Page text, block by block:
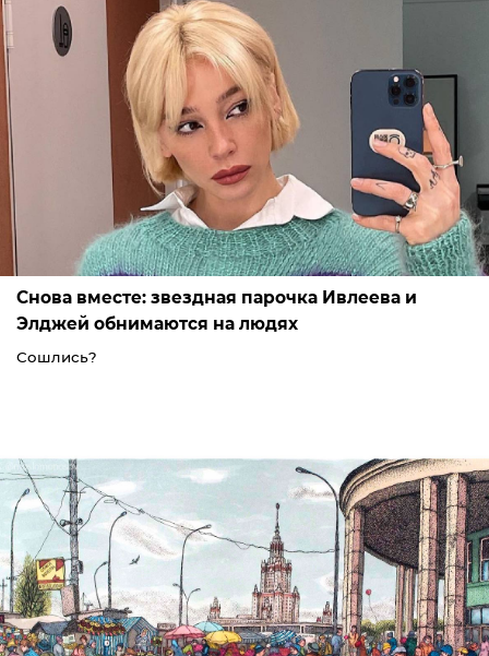
Снова вместе: звездная парочка Ивлеева и
Элджей обнимаются на людях
Сошлись?